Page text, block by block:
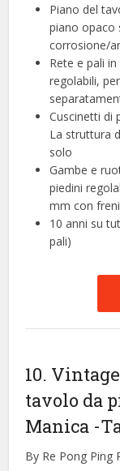
Piano del
piano opaco
corrosione/
Rete e pali
regolabili,
Cuscinetti di
La struttura
solo
Gambe e
piedini
mm con freni
10 anni su
pali)
10.
tavolo da
Manica -
By Re Pong Ping